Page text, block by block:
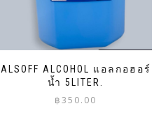
ALSOFF ALCOHOL แอลกอฮอร์
น้ำ 5LITER.
฿350.00